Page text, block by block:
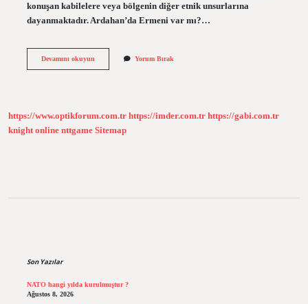
konuşan kabilelere veya bölgenin diğer etnik unsurlarına
dayanmaktadır. Ardahan’da Ermeni var mı?…
Devamını okuyunArdahanda
Yorum Bırak
https://www.optikforum.com.tr https://imder.com.tr https://gabi.com.tr
knight online nttgame Sitemap
Son Yazılar
NATO hangi yılda kurulmuştur ?
Ağustos 8, 2026